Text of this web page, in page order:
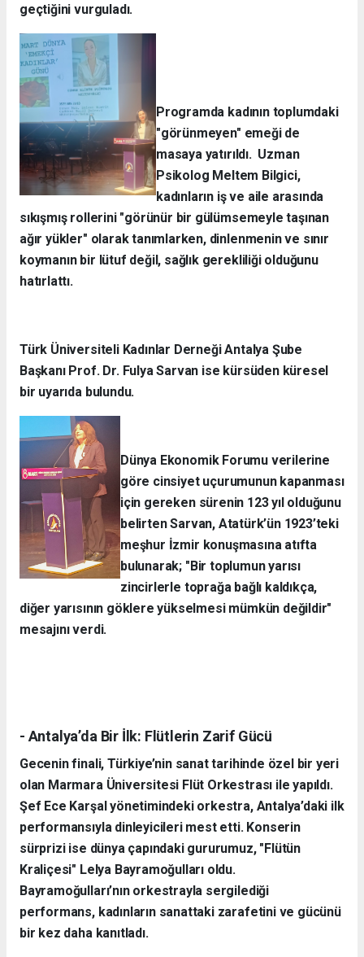
geçtiğini vurguladı.
Programda kadının toplumdaki
"görünmeyen" emeği de
masaya yatırıldı. Uzman
Psikolog Meltem Bilgici,
kadınların iş ve aile arasında
sıkışmış rollerini "görünür bir gülümsemeyle taşınan
ağır yükler" olarak tanımlarken, dinlenmenin ve sınır
koymanın bir lütuf değil, sağlık gerekliliği olduğunu
hatırlattı.
Türk Üniversiteli Kadınlar Derneği Antalya Şube
Başkanı Prof. Dr. Fulya Sarvan ise kürsüden küresel
bir uyarıda bulundu.
Dünya Ekonomik Forumu verilerine
göre cinsiyet uçurumunun kapanması
için gereken sürenin 123 yıl olduğunu
belirten Sarvan, Atatürk’ün 1923’teki
meşhur İzmir konuşmasına atıfta
bulunarak; "Bir toplumun yarısı
zincirlerle toprağa bağlı kaldıkça,
diğer yarısının göklere yükselmesi mümkün değildir"
mesajını verdi.
- Antalya’da Bir İlk: Flütlerin Zarif Gücü
Gecenin finali, Türkiye’nin sanat tarihinde özel bir yeri
olan Marmara Üniversitesi Flüt Orkestrası ile yapıldı.
Şef Ece Karşal yönetimindeki orkestra, Antalya’daki ilk
performansıyla dinleyicileri mest etti. Konserin
sürprizi ise dünya çapındaki gururumuz, "Flütün
Kraliçesi" Lelya Bayramoğulları oldu.
Bayramoğulları’nın orkestrayla sergilediği
performans, kadınların sanattaki zarafetini ve gücünü
bir kez daha kanıtladı.